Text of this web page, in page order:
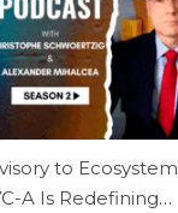
to Ecosystem:
A Is Redefining